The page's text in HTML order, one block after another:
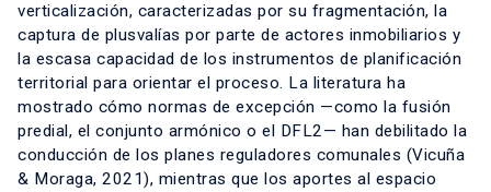
verticalización, caracterizadas por su fragmentación, la
captura de plusvalías por parte de actores inmobiliarios y
la escasa capacidad de los instrumentos de planificación
territorial para orientar el proceso. La literatura ha
mostrado cómo normas de excepción —como la fusión
predial, el conjunto armónico o el DFL2— han debilitado la
conducción de los planes reguladores comunales (Vicuña
& Moraga, 2021), mientras que los aportes al espacio